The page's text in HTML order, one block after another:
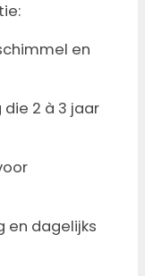
en
2 à 3 jaar
en dagelijks